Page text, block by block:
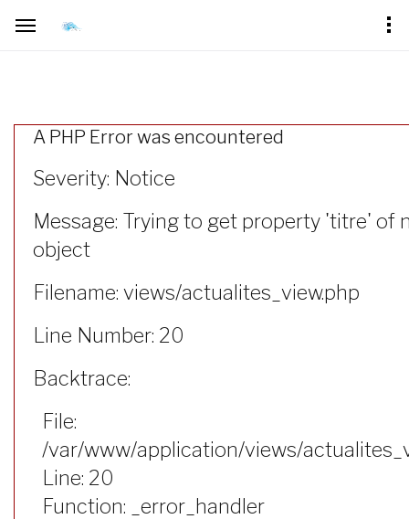
A PHP Error was encountered
Severity: Notice
Message: Trying to get property 'titre' of
object
Filename: views/actualites_view.php
Line Number: 20
Backtrace:
File:
/var/www/application/views/
Line: 20
Function: _error_handler